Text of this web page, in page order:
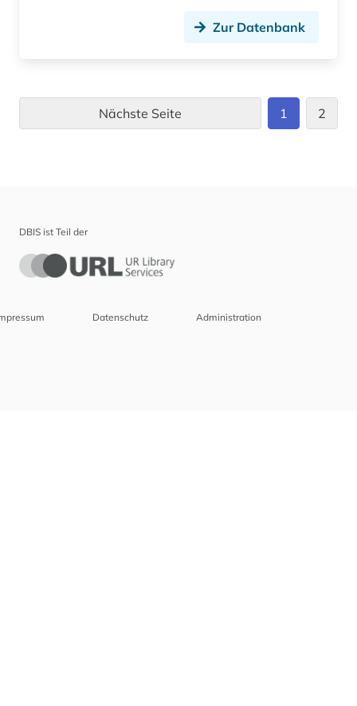
Zur Datenbank
Nächste Seite 1 2
DBIS ist Teil der
Datenschutz Administration